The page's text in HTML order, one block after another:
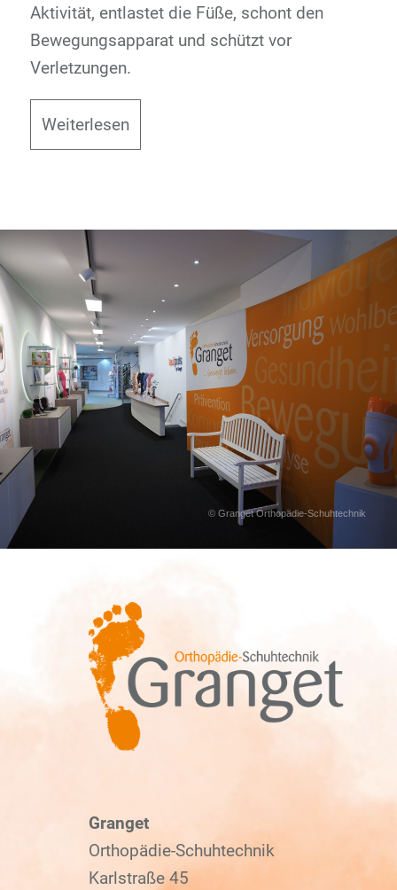
Aktivität, entlastet die Füße, schont den
Bewegungsapparat und schützt vor
Verletzungen.
Weiterlesen
© Granget Orthopädie-Schuhtechnik
Granget
Orthopädie-Schuhtechnik
Karlstraße 45